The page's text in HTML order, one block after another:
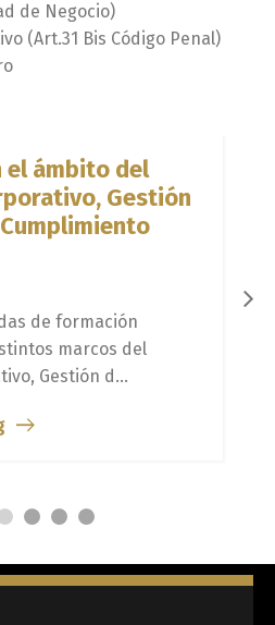
de Negocio)
(Art.31 Bis Código Penal)
el ámbito del
Gestión
de formación
marcos del
Gestión d...